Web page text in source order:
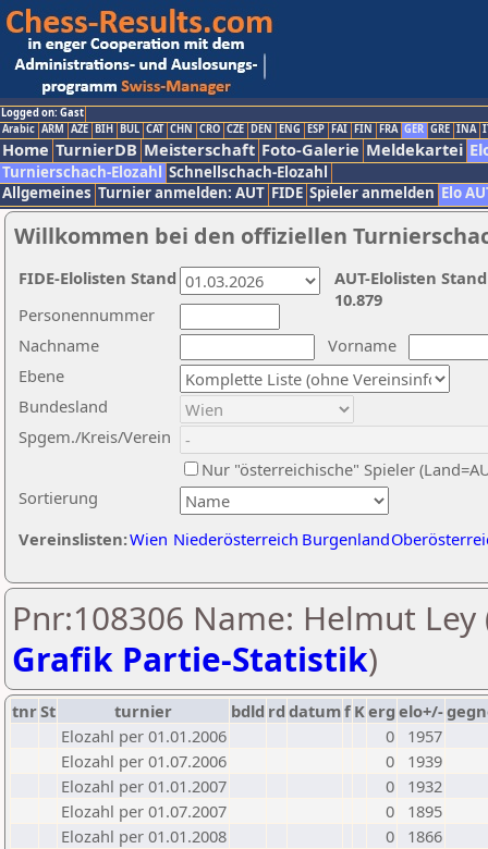
Logged on: Gast
Arabic ARM AZE BIH BUL CAT CHN CRO CZE DEN ENG ESP FAI FIN FRA GER GRE INA
Home TurnierDB Meisterschaft Foto-Galerie Meldekartei
Turnierschach-Elozahl Schnellschach-Elozahl
Allgemeines Turnier anmelden: AUT FIDE Spieler anmelden Elo
Willkommen bei den offiziellen
Nachname
Vorname
Ebene
Sortierung
Personennummer
Bundesland
Spgem./Kreis/Verein
Nur "österreichische" Spieler
Vereinslisten:Wien Niederösterreich Burgenland
AUT-Elolisten
10.879
FIDE-Elolisten Stand
Pnr:108306 Name: Helmut Ley
Grafik Partie-Statistik)
tnrSt turnier bdld rd datumf Kerg elo+/-
Elozahl per 01.01.2006
0
1957
Elozahl per 01.07.2006
0
1939
Elozahl per 01.01.2007
0
1932
Elozahl per 01.07.2007
0
1895
Elozahl per 01.01.2008
0
1866